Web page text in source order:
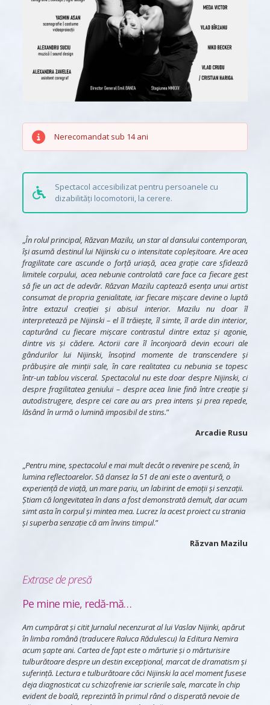
Nerecomandat sub 14 ani
Spectacol accesibilizat pentru persoanele cu
dizabilități locomotorii, la cerere.
„În rolul principal, Răzvan Mazilu, un star al dansului contemporan,
își asumă destinul lui Nijinski cu o intensitate copleșitoare. Are acea
fragilitate care ascunde o forță uriașă, acea grație care sfidează
limitele corpului, acea nebunie controlată care face ca fiecare gest
să fie un act de adevăr. Răzvan Mazilu captează esența unui artist
consumat de propria genialitate, iar fiecare mișcare devine o luptă
între extazul creației și abisul interior. Mazilu nu doar îl
interpretează pe Nijinski – el îl trăiește, îl simte, îl arde din interior,
capturând cu fiecare mișcare contrastul dintre extaz și agonie,
dintre vis și cădere. Actorii care îl înconjoară devin ecouri ale
gândurilor lui Nijinski, însoțind momente de transcendere și
prăbușire ale minții sale, în care realitatea cu nebunia se topesc
într-un tablou visceral. Spectacolul nu este doar despre Nijinski, ci
despre fragilitatea geniului – despre acea linie fină între creație și
autodistrugere, despre cei care au ars prea intens și prea repede,
lăsând în urmă o lumină imposibil de stins.”
Arcadie Rusu
„Pentru mine, spectacolul e mai mult decât o revenire pe scenă, în
lumina reflectoarelor. Să dansez la 51 de ani este o aventură, o
experiență de viață, un mare pariu, un labirint de emoții și senzații.
Știam că longevitatea în dans a fost demonstrată demult, dar acum
simt asta în corpul și mintea mea. Lucrez la acest proiect cu strania
și superba senzație că am învins timpul.”
Răzvan Mazilu
Extrase de presă
Pe mine mie, redă-mă…
Am cumpărat şi citit Jurnalul necenzurat al lui Vaslav Nijinki, apărut
în limba română (traducere Raluca Rădulescu) la Editura Nemira
acum şapte ani. Cartea de fapt este o mărturie şi o mărturisire
tulburătoare despre un destin excepţional, marcat de dramatism şi
suferinţă. Lectura e tulburătoare căci Nijinski la acel moment fusese
deja diagnosticat cu schizofrenie iar scrierile sale, marcate în chip
evident de boală, reprezintă în primul rând o disperată nevoie de